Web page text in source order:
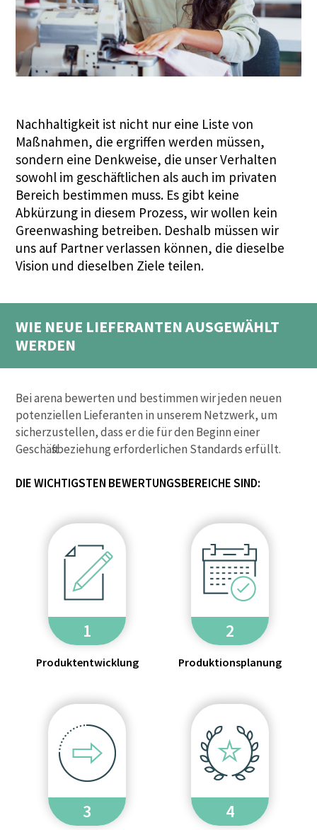
Nachhaltigkeit ist nicht nur eine Liste von
Maßnahmen, die ergriffen werden müssen,
sondern eine Denkweise, die unser Verhalten
sowohl im geschäftlichen als auch im privaten
Bereich bestimmen muss. Es gibt keine
Abkürzung in diesem Prozess, wir wollen kein
Greenwashing betreiben. Deshalb müssen wir
uns auf Partner verlassen können, die dieselbe
Vision und dieselben Ziele teilen.
WIE NEUE LIEFERANTEN AUSGEWÄHLT
WERDEN
Bei arena bewerten und bestimmen wir jeden neuen
potenziellen Lieferanten in unserem Netzwerk, um
sicherzustellen, dass er die für den Beginn einer
Geschäftsbeziehung erforderlichen Standards erfüllt.
DIE WICHTIGSTEN BEWERTUNGSBEREICHE SIND:
1
Produktentwicklung
2
Produktionsplanung
3 4